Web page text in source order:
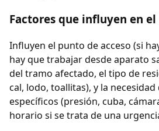
Factores que influyen en
Influyen el punto de acceso (si
hay que trabajar desde aparato
del tramo afectado, el tipo de
cal, lodo, toallitas), y la necesidad
específicos (presión, cuba,
horario si se trata de una